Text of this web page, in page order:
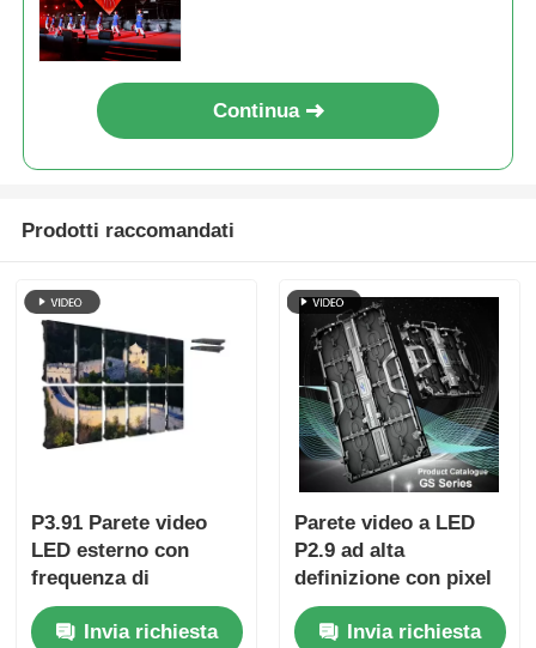
Continua
Prodotti raccomandati
P3.91 Parete video
LED esterno con
frequenza di
aggiornamento di
7680Hz, display a
Invia richiesta
Parete video a LED
P2.9 ad alta
definizione con pixel
pitch di 2,9 mm,
refresh rate di 3840
Invia richiesta